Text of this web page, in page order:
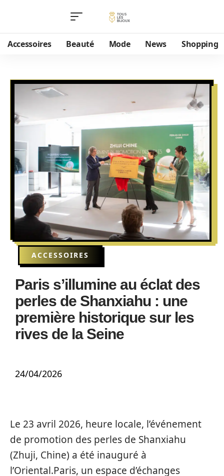
Accessoires Beauté Mode News Shopping
ACCESSOIRES
Paris s’illumine au éclat des
perles de Shanxiahu : une
première historique sur les
rives de la Seine
24/04/2026
Le 23 avril 2026, heure locale, l’événement
de promotion des perles de Shanxiahu
(Zhuji, Chine) a été inauguré à
l’Oriental.Paris, un espace d’échanges